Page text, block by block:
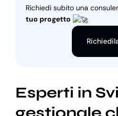
Richiedi subito una
tuo progetto
Esperti in